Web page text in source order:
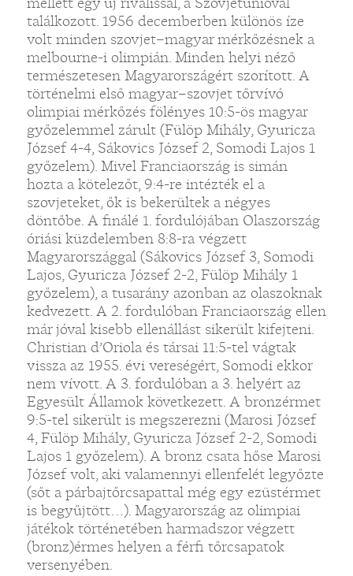
találkozott. 1956 decemberben különös íze
volt minden szovjet–magyar mérkőzésnek a
melbourne-i olimpián. Minden helyi néző
természetesen Magyarországért szorított. A
történelmi első magyar–szovjet tőrvívó
olimpiai mérkőzés fölényes 10:5-ös magyar
győzelemmel zárult (Fülöp Mihály, Gyuricza
József 4-4, Sákovics József 2, Somodi Lajos 1
győzelem). Mivel Franciaország is simán
hozta a kötelezőt, 9:4-re intézték el a
szovjeteket, ők is bekerültek a négyes
döntőbe. A finálé 1. fordulójában Olaszország
óriási küzdelemben 8:8-ra végzett
Magyarországgal (Sákovics József 3, Somodi
Lajos, Gyuricza József 2-2, Fülöp Mihály 1
győzelem), a tusarány azonban az olaszoknak
kedvezett. A 2. fordulóban Franciaország ellen
már jóval kisebb ellenállást sikerült kifejteni.
Christian d’Oriola és társai 11:5-tel vágtak
vissza az 1955. évi vereségért, Somodi ekkor
nem vívott. A 3. fordulóban a 3. helyért az
Egyesült Államok következett. A bronzérmet
9:5-tel sikerült is megszerezni (Marosi József
4, Fülöp Mihály, Gyuricza József 2-2, Somodi
Lajos 1 győzelem). A bronz csata hőse Marosi
József volt, aki valamennyi ellenfelét legyőzte
(sőt a párbajtőrcsapattal még egy ezüstérmet
is begyűjtött…). Magyarország az olimpiai
játékok történetében harmadszor végzett
(bronz)érmes helyen a férfi tőrcsapatok
versenyében.